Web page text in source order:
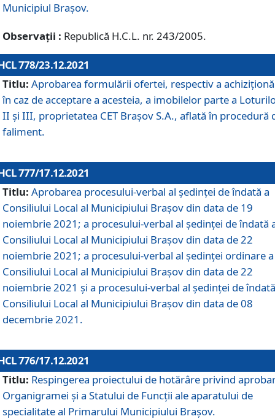
Municipiul Braşov.
Observații : Republică H.C.L. nr. 243/2005.
778/23.12.2021
Titlu: Aprobarea formulării ofertei, respectiv a
în caz de acceptare a acesteia, a imobilelor parte a
II și III, proprietatea CET Brașov S.A., aflată în procedură
faliment.
777/17.12.2021
Titlu: Aprobarea procesului-verbal al şedinţei de îndată a
Consiliului Local al Municipiului Braşov din data de 19
noiembrie 2021; a procesului-verbal al şedinţei de îndată
Consiliului Local al Municipiului Braşov din data de 22
noiembrie 2021; a procesului-verbal al şedinţei ordinare a
Consiliului Local al Municipiului Braşov din data de 22
noiembrie 2021 și a procesului-verbal al şedinţei de
Consiliului Local al Municipiului Braşov din data de 08
decembrie 2021.
776/17.12.2021
Titlu: Respingerea proiectului de hotărâre privind
Organigramei şi a Statului de Funcţii ale aparatului de
specialitate al Primarului Municipiului Braşov.